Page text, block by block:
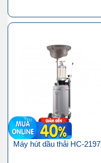
Máy hút dầu thải HC-2197